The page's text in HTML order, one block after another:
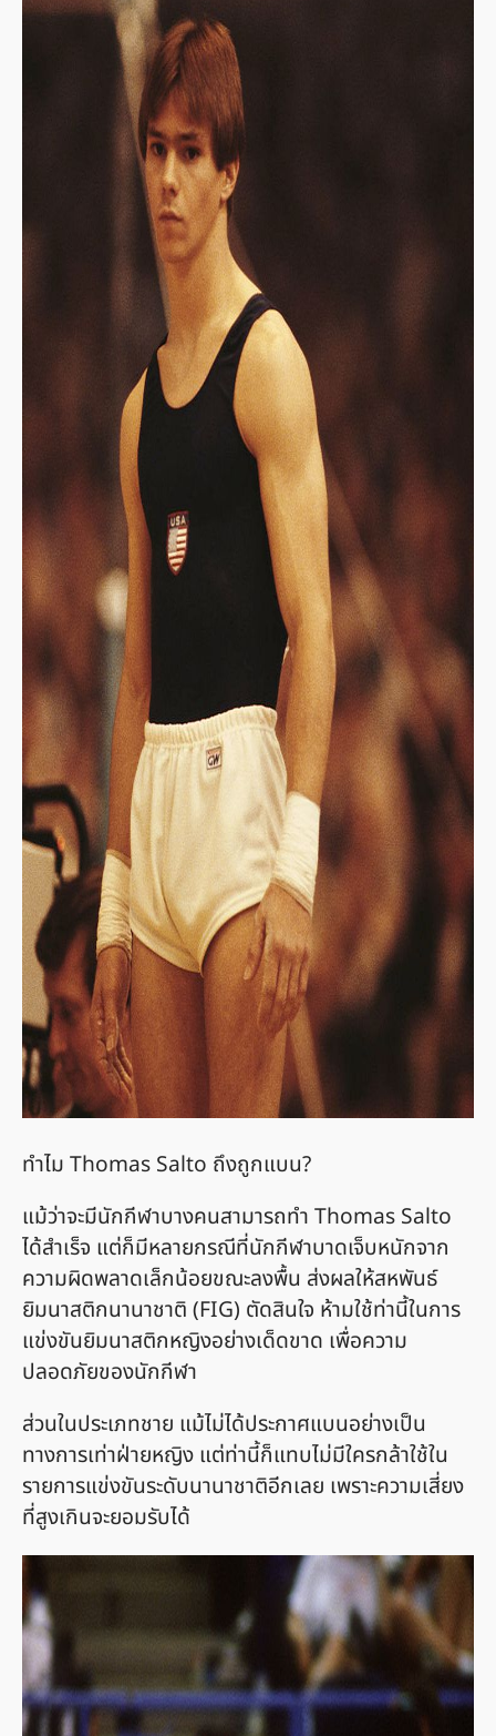
ทำไม Thomas Salto ถึงถูกแบน?
แม้ว่าจะมีนักกีฬาบางคนสามารถทำ Thomas Salto
ได้สำเร็จ แต่ก็มีหลายกรณีที่นักกีฬาบาดเจ็บหนักจาก
ความผิดพลาดเล็กน้อยขณะลงพื้น ส่งผลให้สหพันธ์
ยิมนาสติกนานาชาติ (FIG) ตัดสินใจ ห้ามใช้ท่านี้ในการ
แข่งขันยิมนาสติกหญิงอย่างเด็ดขาด เพื่อความ
ปลอดภัยของนักกีฬา
ส่วนในประเภทชาย แม้ไม่ได้ประกาศแบนอย่างเป็น
ทางการเท่าฝ่ายหญิง แต่ท่านี้ก็แทบไม่มีใครกล้าใช้ใน
รายการแข่งขันระดับนานาชาติอีกเลย เพราะความเสี่ยง
ที่สูงเกินจะยอมรับได้